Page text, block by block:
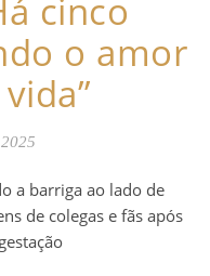
cinco
o amor
de colegas e fãs após